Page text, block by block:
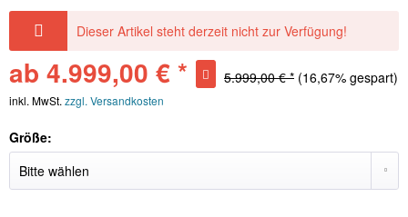
Dieser Artikel steht derzeit nicht zur Verfügung!
ab 4.999,00 € * 5.999,00 € * (16,67% gespart)
inkl. MwSt. zzgl. Versandkosten
Größe: